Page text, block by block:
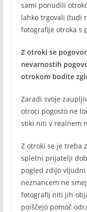
sami ponudili
lahko trgovali (tudi
fotografije otroka s
Z otroki se
nevarnostih
otrokom bodite
Zaradi svoje
otroci pogosto ne
stiki niti v realnem
Z otroki se je treba
spletni prijatelji
pogled zdijo
neznancem ne
fotografij niti jih
poiščejo pomoč